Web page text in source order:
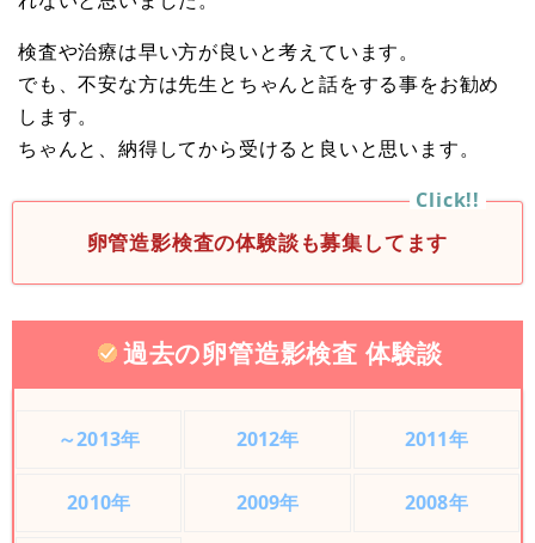
検査や治療は早い方が良いと考えています。
でも、不安な方は先生とちゃんと話をする事をお勧め
します。
ちゃんと、納得してから受けると良いと思います。
卵管造影検査の体験談も募集してます
過去の卵管造影検査 体験談
～2013年 2012年 2011年
2010年 2009年 2008年